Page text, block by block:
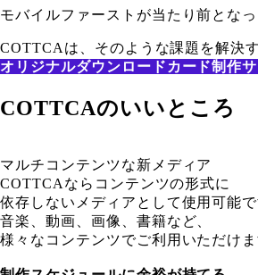
モバイルファーストが当たり前とな
COTTCAは、そのような課題を解決
オリジナルダウンロードカード制作
COTTCAのいいところ
マルチコンテンツな新メディア
COTTCAならコンテンツの形式に
依存しないメディアとして使用可能で
音楽、動画、画像、書籍など、
様々なコンテンツでご利用いただけま